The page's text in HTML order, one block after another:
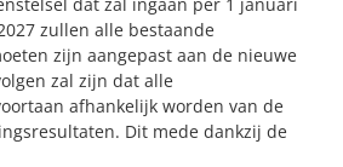
zullen alle bestaande
zijn aangepast aan de nieuwe
zal zijn dat alle
afhankelijk worden van de
Dit mede dankzij de